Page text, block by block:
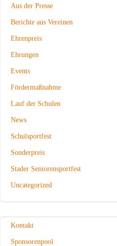
Aus der Presse
Berichte aus Vereinen
Ehrenpreis
Ehrungen
Events
Fördermaßnahme
Lauf der Schulen
News
Schulsportfest
Sonderpreis
Stader Seniorensportfest
Uncategorized
Kontakt
Sponsorenpool